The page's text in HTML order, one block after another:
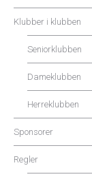
Klubber i klubben
Seniorklubben
Dameklubben
Herreklubben
Sponsorer
Regler